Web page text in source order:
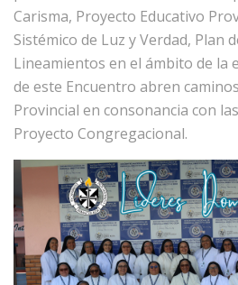
Carisma, Proyecto Educativo
Sistémico de Luz y Verdad, Plan
Lineamientos en el ámbito de la
de este Encuentro abren
Provincial en consonancia con
Proyecto Congregacional.